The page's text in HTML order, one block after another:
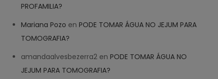
PROFAMILIA?
Mariana Pozo enPODE TOMAR ÁGUA NO JEJUM PARA
TOMOGRAFIA?
amandaalvesbezerra2 enPODE TOMAR ÁGUA NO
JEJUM PARA TOMOGRAFIA?